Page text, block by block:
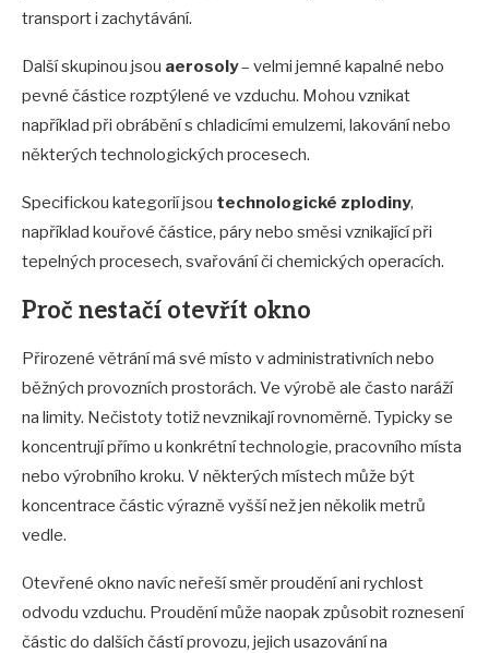
transport i zachytávání.
Další skupinou jsou aerosoly– velmi jemné kapalné nebo
pevné částice rozptýlené ve vzduchu. Mohou vznikat
například při obrábění s chladicími emulzemi, lakování nebo
některých technologických procesech.
Specifickou kategorií jsou technologické zplodiny,
například kouřové částice, páry nebo směsi vznikající při
tepelných procesech, svařování či chemických operacích.
Proč nestačí otevřít okno
Přirozené větrání má své místo v administrativních nebo
běžných provozních prostorách. Ve výrobě ale často naráží
na limity. Nečistoty totiž nevznikají rovnoměrně. Typicky se
koncentrují přímo u konkrétní technologie, pracovního místa
nebo výrobního kroku. V některých místech může být
koncentrace částic výrazně vyšší než jen několik metrů
vedle.
Otevřené okno navíc neřeší směr proudění ani rychlost
odvodu vzduchu. Proudění může naopak způsobit roznesení
částic do dalších částí provozu, jejich usazování na